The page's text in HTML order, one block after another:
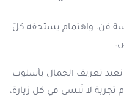
فن، واهتمام يستحقه كلّ
نعيد تعريف الجمال بأسلوب
لا تُنسى في كل زيارة،